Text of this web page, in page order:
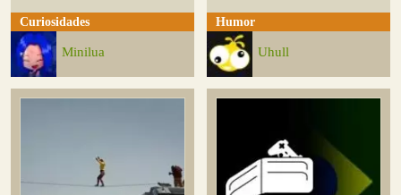
Curiosidades
Minilua
Humor
Uhull